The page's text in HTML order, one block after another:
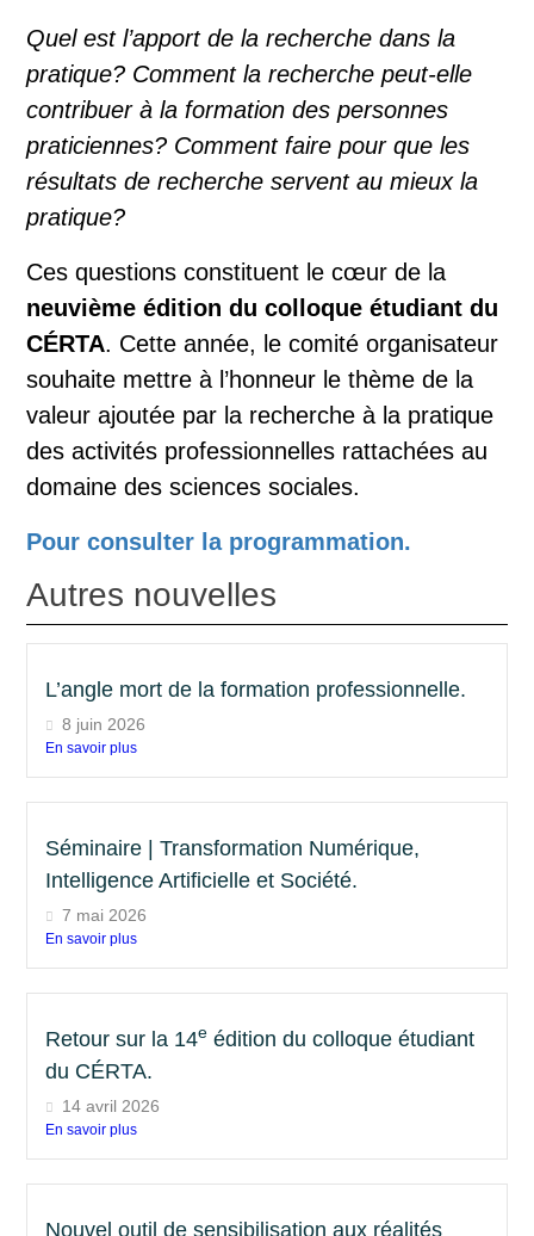
Quel est l’apport de la recherche dans la
pratique? Comment la recherche peut-elle
contribuer à la formation des personnes
praticiennes? Comment faire pour que les
résultats de recherche servent au mieux la
pratique?
Ces questions constituent le cœur de la
neuvième édition du colloque étudiant du
CÉRTA. Cette année, le comité organisateur
souhaite mettre à l’honneur le thème de la
valeur ajoutée par la recherche à la pratique
des activités professionnelles rattachées au
domaine des sciences sociales.
Pour consulter la programmation.
Autres nouvelles
L’angle mort de la formation professionnelle.
8 juin 2026
En savoir plus
Séminaire | Transformation Numérique,
Intelligence Artificielle et Société.
7 mai 2026
En savoir plus
Retour sur la 14e édition du colloque étudiant
du CÉRTA.
14 avril 2026
En savoir plus
Nouvel outil de sensibilisation aux réalités